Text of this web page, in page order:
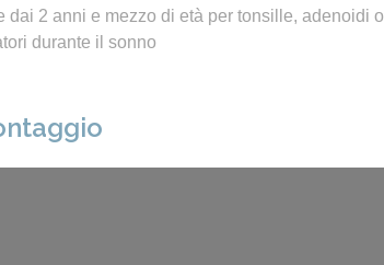
dai 2 anni e mezzo di età per tonsille, adenoidi o
durante il sonno